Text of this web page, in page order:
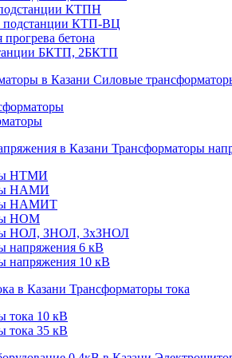
КТПН
подстанции КТП-ВЦ
бетона
БКТП, 2БКТП
Силовые
Трансформаторы
НТМИ
НАМИ
НАМИТ
НОМ
НОЛ, ЗНОЛ, 3хЗНОЛ
напряжения 6 кВ
напряжения 10 кВ
Трансформаторы тока
тока 10 кВ
тока 35 кВ